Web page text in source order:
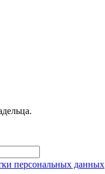
персональных данных